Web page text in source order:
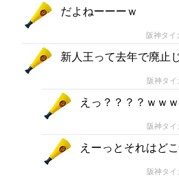
だよねーーーｗ
阪神タイ
新人王って去年で廃止
阪神タイ
えっ？？？？ｗｗ
阪神タイ
えーっとそれはど
阪神タイ